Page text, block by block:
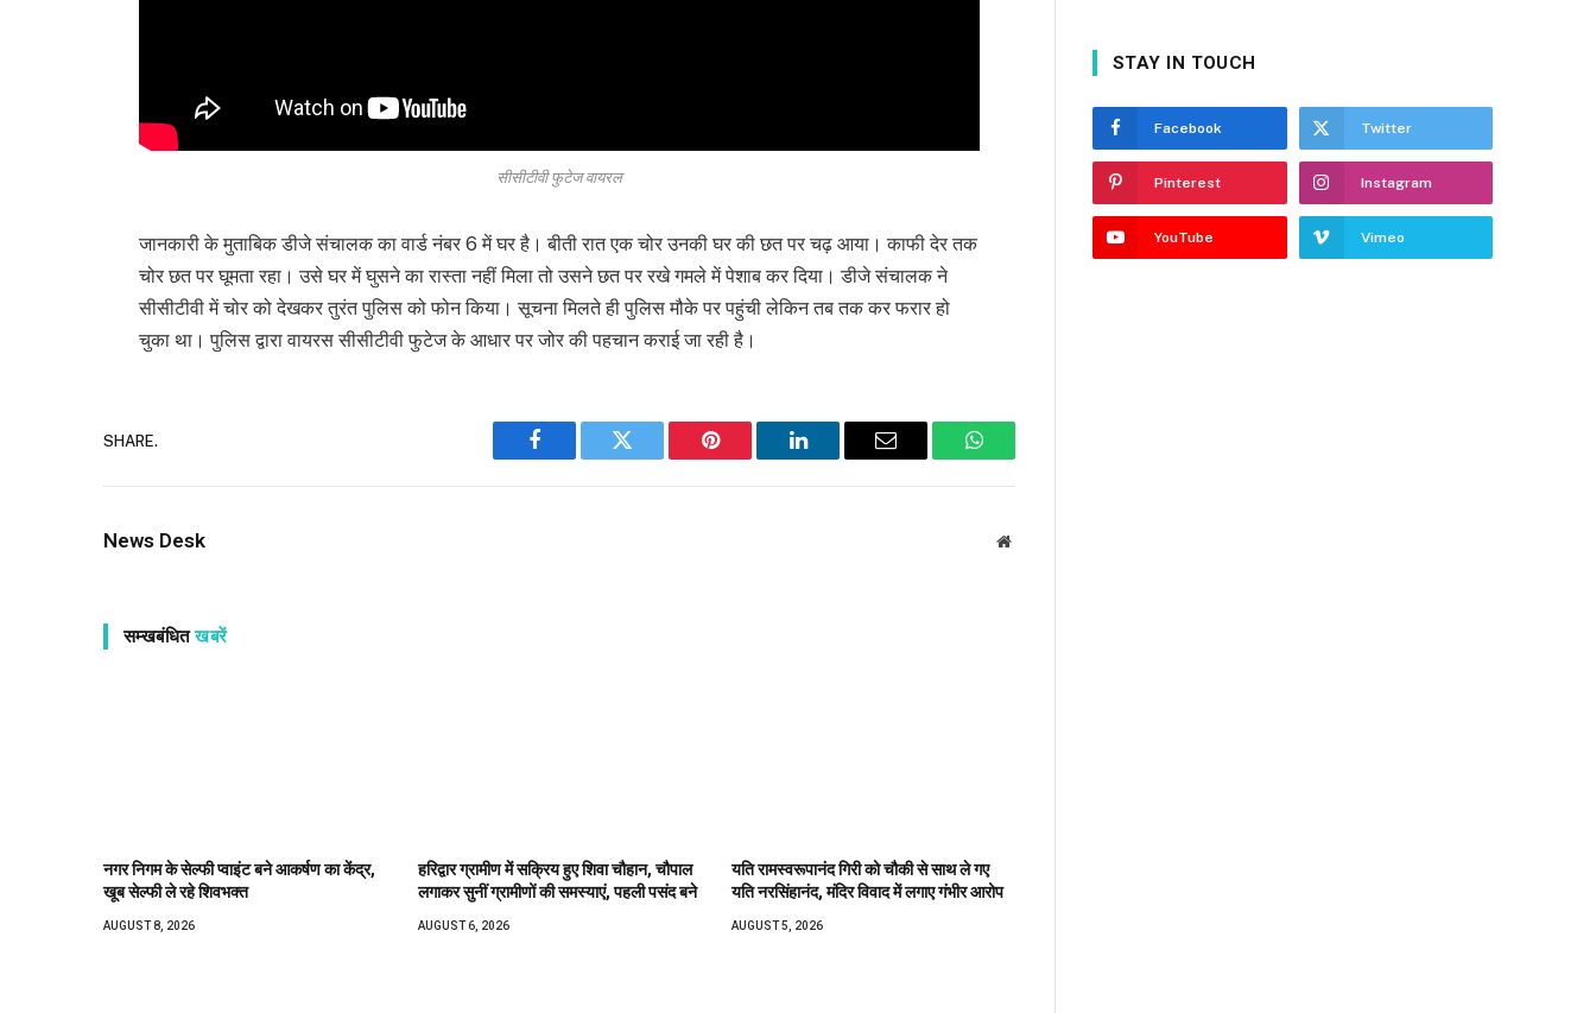
सीसीटीवी फुटेज वायरल
जानकारी के मुताबिक डीजे संचालक का वार्ड नंबर 6 में घर है। बीती रात एक चोर उनकी घर की छत पर चढ़ आया। काफी देर तक
चोर छत पर घूमता रहा। उसे घर में घुसने का रास्ता नहीं मिला तो उसने छत पर रखे गमले में पेशाब कर दिया। डीजे संचालक ने
सीसीटीवी में चोर को देखकर तुरंत पुलिस को फोन किया। सूचना मिलते ही पुलिस मौके पर पहुंची लेकिन तब तक कर फरार हो
चुका था। पुलिस द्वारा वायरस सीसीटीवी फुटेज के आधार पर जोर की पहचान कराई जा रही है।
SHARE.
Facebook Twitter Pinterest LinkedIn Email WhatsApp
News Desk Website
सम्खबंधितखबरें
नगर निगम के सेल्फी प्वाइंट बने आकर्षण का केंद्र,
खूब सेल्फी ले रहे शिवभक्त
AUGUST 8, 2026
हरिद्वार ग्रामीण में सक्रिय हुए शिवा चौहान, चौपाल
लगाकर सुनीं ग्रामीणों की समस्याएं, पहली पसंद बने
AUGUST 6, 2026
यति रामस्वरूपानंद गिरी को चौकी से साथ ले गए
यति नरसिंहानंद, मंदिर विवाद में लगाए गंभीर आरोप
AUGUST 5, 2026
STAY IN TOUCH
Facebook Twitter
Pinterest Instagram
YouTube Vimeo